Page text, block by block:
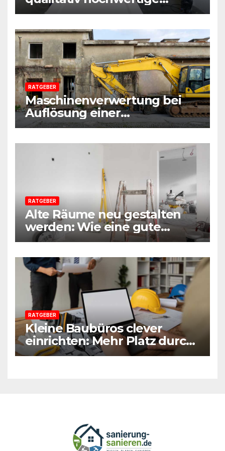
Baustoffe und Materialien
RATGEBER
Maschinenverwertung bei
Auflösung einer
Sanierungsfirma:
Beratersicht
RATGEBER
Alte Räume neu gestalten
werden: Wie eine gute
Vorbereitung jede Sanierung
RATGEBER
Kleine Baubüros clever
einrichten: Mehr Platz durch
smarte Möbel